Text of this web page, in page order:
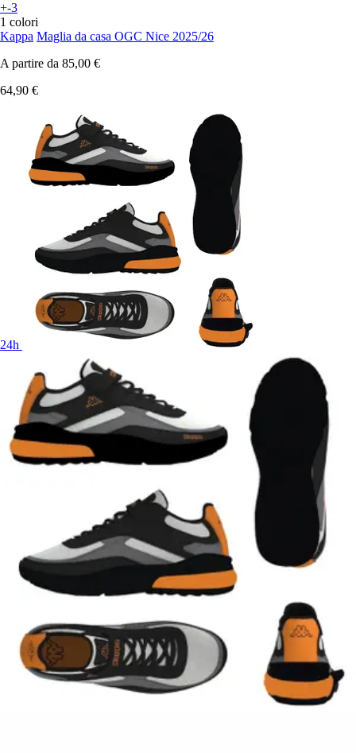
+-3
1 colori
Kappa Maglia da casa OGC Nice 2025/26
A partire da 85,00 €
64,90 €
24h